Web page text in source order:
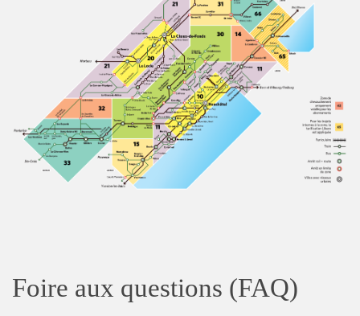
Foire aux questions (FAQ)